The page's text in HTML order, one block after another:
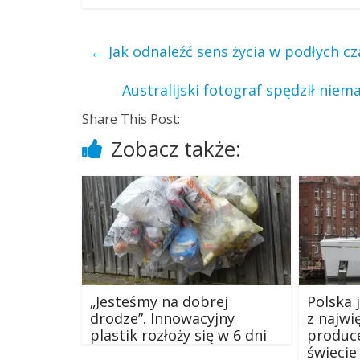
← Jak odnaleźć sens życia w podłych
Australijski fotograf spędził
Share This Post:
Zobacz także:
„Jesteśmy na dobrej
drodze”. Innowacyjny
plastik rozłoży się w 6 dni
Polska
z
świecie